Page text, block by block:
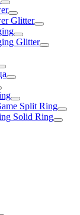
Glitter
Glitter
Split Ring
Solid Ring